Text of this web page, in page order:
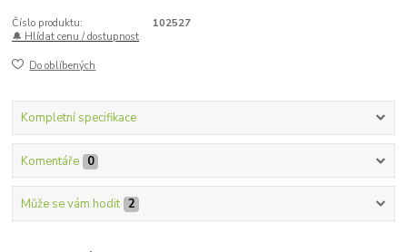
Číslo produktu:
102527
🔔 Hlídat cenu / dostupnost
Do oblíbených
Kompletní specifikace
Komentáře 0
Může se vám hodit 2